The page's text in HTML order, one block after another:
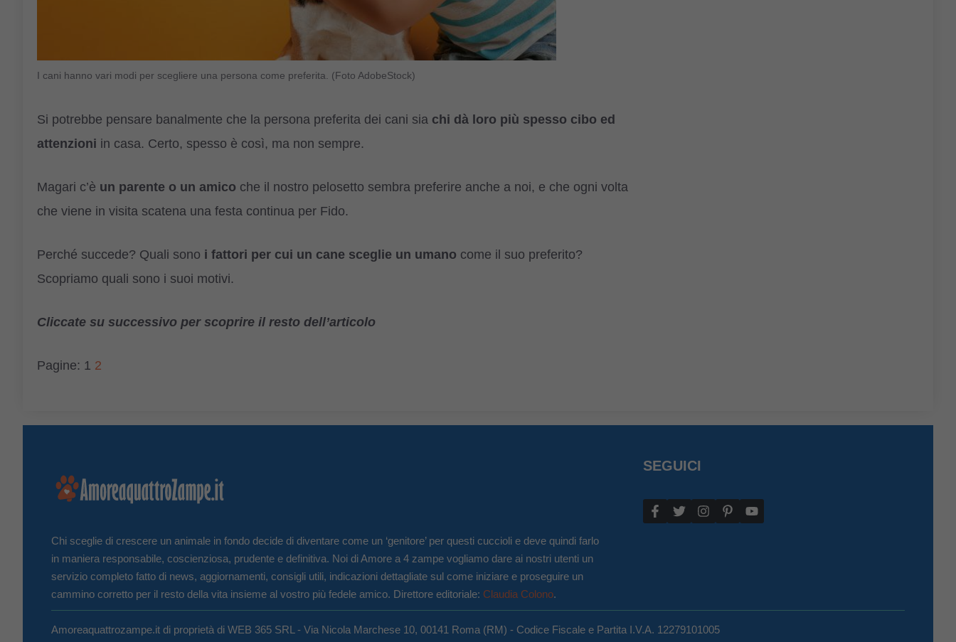
I cani hanno vari modi per scegliere una persona come preferita. (Foto AdobeStock)
Si potrebbe pensare banalmente che la persona preferita dei cani sia chi dà loro più spesso cibo ed
attenzioni in casa. Certo, spesso è così, ma non sempre.
Magari c’è un parente o un amico che il nostro pelosetto sembra preferire anche a noi, e che ogni volta
che viene in visita scatena una festa continua per Fido.
Perché succede? Quali sono i fattori per cui un cane sceglie un umano come il suo preferito?
Scopriamo quali sono i suoi motivi.
Cliccate su successivo per scoprire il resto dell’articolo
Pagine: 1 2
Chi sceglie di crescere un animale in fondo decide di diventare come un ‘genitore’ per questi cuccioli e deve quindi farlo
in maniera responsabile, coscienziosa, prudente e definitiva. Noi di Amore a 4 zampe vogliamo dare ai nostri utenti un
servizio completo fatto di news, aggiornamenti, consigli utili, indicazioni dettagliate sul come iniziare e proseguire un
cammino corretto per il resto della vita insieme al vostro più fedele amico. Direttore editoriale: Claudia Colono.
SEGUICI
Amoreaquattrozampe.it di proprietà di WEB 365 SRL - Via Nicola Marchese 10, 00141 Roma (RM) - Codice Fiscale e Partita I.V.A. 12279101005